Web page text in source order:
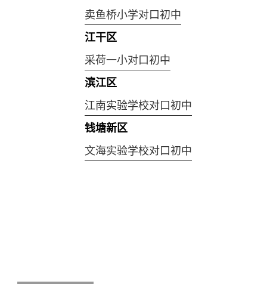
卖鱼桥小学对口初中
江干区
采荷一小对口初中
滨江区
江南实验学校对口初中
钱塘新区
文海实验学校对口初中